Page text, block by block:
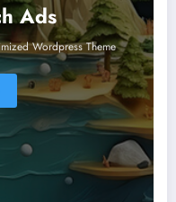
Ads
Wordpress Theme.